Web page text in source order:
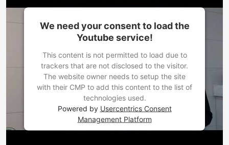
We need your consent to load the
Youtube service!
This content is not permitted to load due to
trackers that are not disclosed to the visitor.
The website owner needs to setup the site
with their CMP to add this content to the list of
technologies used.
Powered by Usercentrics Consent
Management Platform